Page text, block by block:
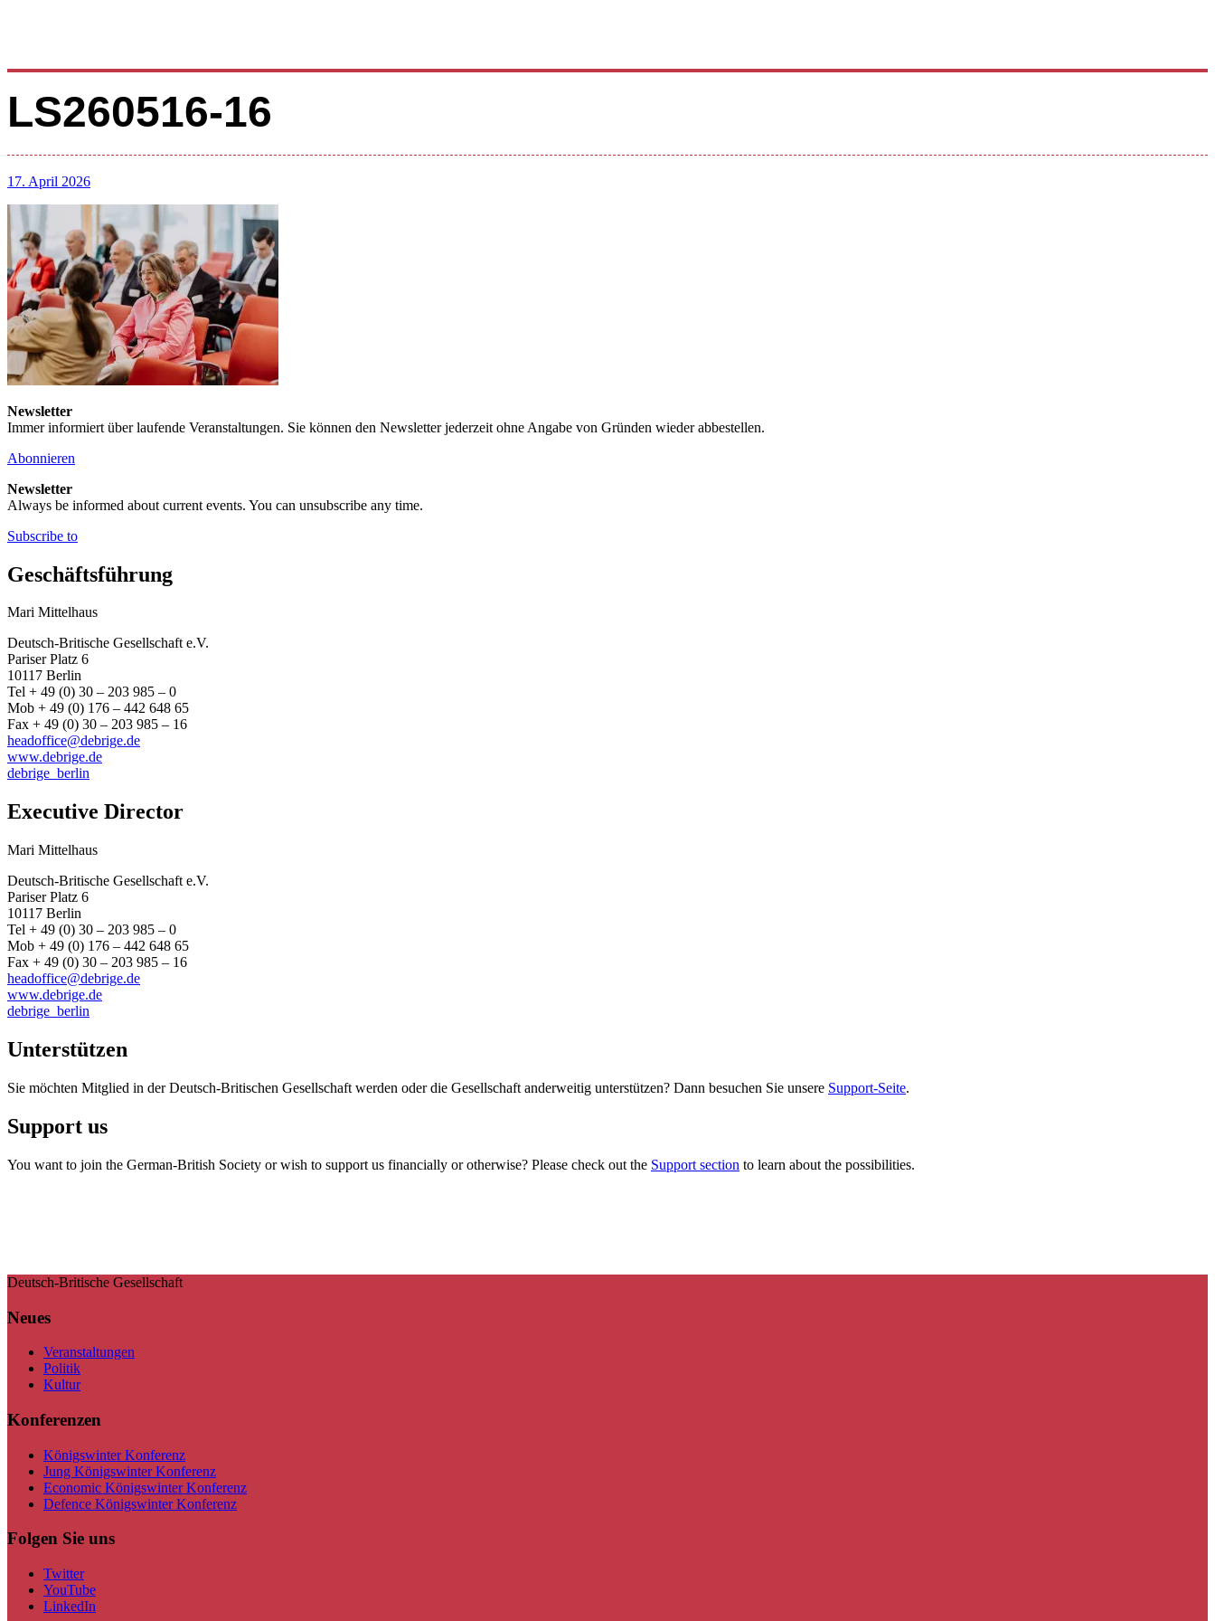
LS260516-16
17. April 2026
Newsletter
Immer informiert über laufende Veranstaltungen. Sie können den Newsletter jederzeit ohne Angabe von Gründen wieder abbestellen.
Abonnieren
Newsletter
Always be informed about current events. You can unsubscribe any time.
Subscribe to
Geschäftsführung
Mari Mittelhaus
Deutsch-Britische Gesellschaft e.V.
Pariser Platz 6
10117 Berlin
Tel + 49 (0) 30 – 203 985 – 0
Mob + 49 (0) 176 – 442 648 65
Fax + 49 (0) 30 – 203 985 – 16
headoffice@debrige.de
www.debrige.de
debrige_berlin
Executive Director
Mari Mittelhaus
Deutsch-Britische Gesellschaft e.V.
Pariser Platz 6
10117 Berlin
Tel + 49 (0) 30 – 203 985 – 0
Mob + 49 (0) 176 – 442 648 65
Fax + 49 (0) 30 – 203 985 – 16
headoffice@debrige.de
www.debrige.de
debrige_berlin
Unterstützen
Sie möchten Mitglied in der Deutsch-Britischen Gesellschaft werden oder die Gesellschaft anderweitig unterstützen? Dann besuchen Sie unsere Support-Seite.
Support us
You want to join the German-British Society or wish to support us financially or otherwise? Please check out the Support section to learn about the possibilities.
Deutsch-Britische Gesellschaft
Neues
Veranstaltungen
Politik
Kultur
Konferenzen
Königswinter Konferenz
Jung Königswinter Konferenz
Economic Königswinter Konferenz
Defence Königswinter Konferenz
Folgen Sie uns
Twitter
YouTube
LinkedIn